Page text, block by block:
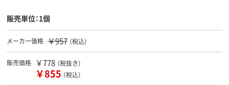
販売単位：1個
メーカー価格 ￥957 （税込）
販売価格 ￥778 （税抜き）
￥855 （税込）